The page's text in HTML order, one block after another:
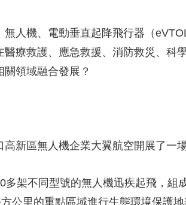
央視快評 央視網評 光華銳評 鋒面
AR 4K專區 全景新聞
生第一次 人生第二次
工廠 智敬中國 全民健康 顏選攻略
人機、電動垂直起降飛行器（
療救護、應急救援、消防救災、科
領域融合發展？
新區無人機企業大翼航空開展了一
架不同型號的無人機迅疾起飛，組
公里的重點區域進行生態環境保護地